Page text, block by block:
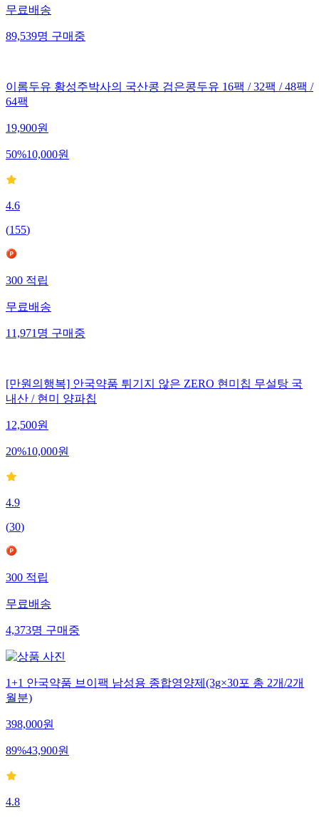
무료배송
89,539명구매중
이롬두유 황성주박사의 국산콩 검은콩두유 16팩 / 32팩 / 48팩 /
64팩
19,900원
50%10,000원
4.6
(155)
300적립
무료배송
11,971명구매중
[만원의행복] 안국약품 튀기지 않은 ZERO 현미칩 무설탕 국
내산 / 현미 양파칩
12,500원
20%10,000원
4.9
(30)
300적립
무료배송
4,373명구매중
1+1 안국약품 브이팩 남성용 종합영양제(3g×30포 총 2개/2개
월분)
398,000원
89%43,900원
4.8